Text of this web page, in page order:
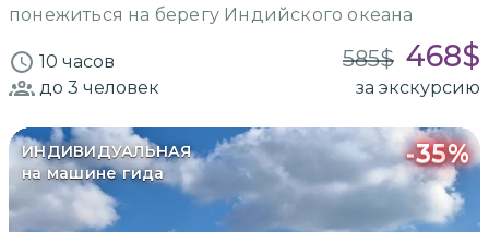
понежиться на берегу Индийского океана
10 часов 585$ 468$
до 3 человек за экскурсию
ИНДИВИДУАЛЬНАЯ
на машине гида
-35%